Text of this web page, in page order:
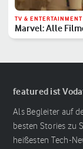
TV & ENTERTAINMENT
Marvel: Alle
Reihenfolge
featured ist
Als Begleiter auf
besten Stories zu
heißesten Tech-